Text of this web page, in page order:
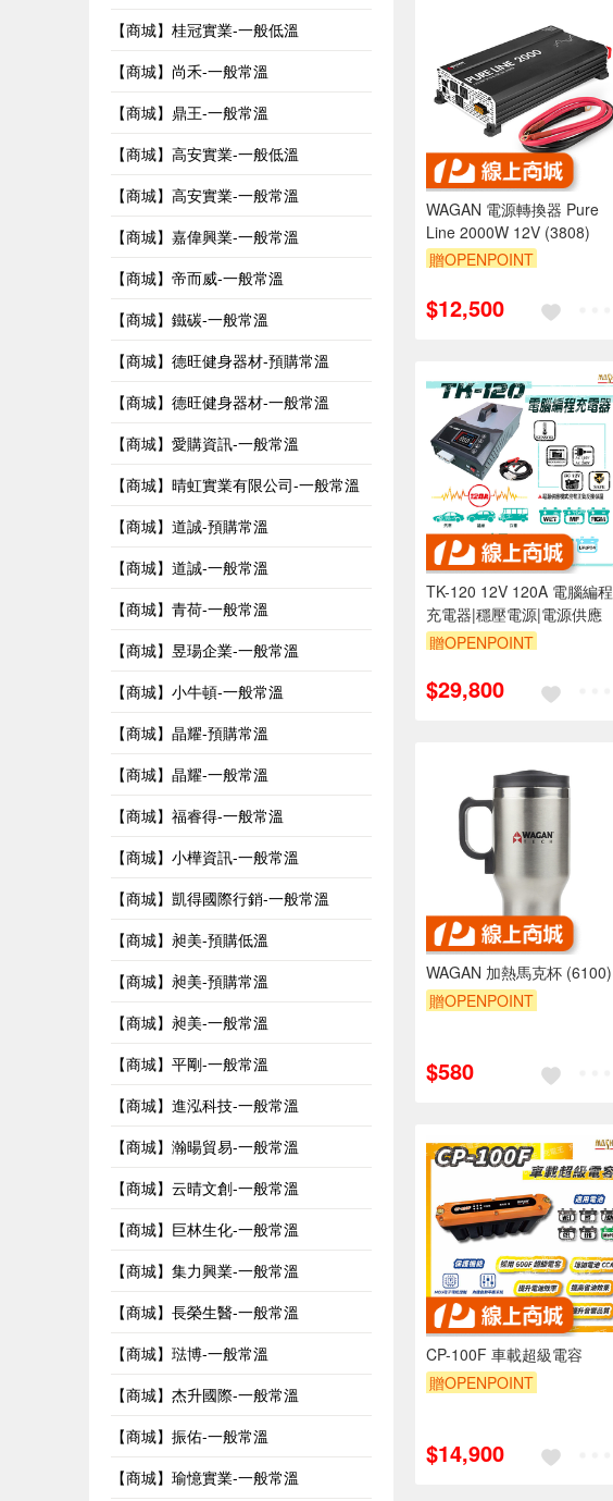
【商城】桂冠實業-一般低溫
【商城】尚禾-一般常溫
【商城】鼎王-一般常溫
【商城】高安實業-一般低溫
【商城】高安實業-一般常溫
【商城】嘉偉興業-一般常溫
【商城】帝而威-一般常溫
【商城】鐵碳-一般常溫
【商城】德旺健身器材-預購常溫
【商城】德旺健身器材-一般常溫
【商城】愛購資訊-一般常溫
【商城】晴虹實業有限公司-一般常溫
【商城】道誠-預購常溫
【商城】道誠-一般常溫
【商城】青荷-一般常溫
【商城】昱瑒企業-一般常溫
【商城】小牛頓-一般常溫
【商城】晶耀-預購常溫
【商城】晶耀-一般常溫
【商城】福睿得-一般常溫
【商城】小樺資訊-一般常溫
【商城】凱得國際行銷-一般常溫
【商城】昶美-預購低溫
【商城】昶美-預購常溫
【商城】昶美-一般常溫
【商城】平剛-一般常溫
【商城】進泓科技-一般常溫
【商城】瀚暘貿易-一般常溫
【商城】云晴文創-一般常溫
【商城】巨林生化-一般常溫
【商城】集力興業-一般常溫
【商城】長榮生醫-一般常溫
【商城】琺博-一般常溫
【商城】杰升國際-一般常溫
【商城】振佑-一般常溫
【商城】瑜憶實業-一般常溫
WAGAN 電源轉換器 Pure
Line 2000W 12V (3808)
贈OPENPOINT
$12,500
TK-120 12V 120A 電腦編程
充電器|穩壓電源|電源供應
贈OPENPOINT
$29,800
WAGAN 加熱馬克杯 (6100)
贈OPENPOINT
$580
CP-100F 車載超級電容
贈OPENPOINT
$14,900